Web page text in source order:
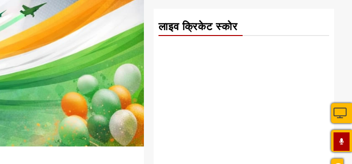
लाइव क्रिकेट स्कोर